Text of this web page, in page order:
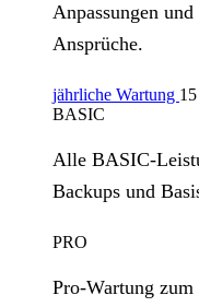
Anpassungen
Ansprüche.
jährliche Wartung
BASIC
Alle
Backups und
PRO
Pro‑Wartung